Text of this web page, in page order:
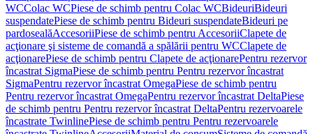
WCColac WCPiese de schimb pentru Colac WCBideuriBideuri
suspendatePiese de schimb pentru Bideuri suspendateBideuri pe
pardosealăAccesoriiPiese de schimb pentru AccesoriiClapete de
acţionare şi sisteme de comandă a spălării pentru WCClapete de
acţionarePiese de schimb pentru Clapete de acţionarePentru rezervor
încastrat SigmaPiese de schimb pentru Pentru rezervor încastrat
SigmaPentru rezervor încastrat OmegaPiese de schimb pentru
Pentru rezervor încastrat OmegaPentru rezervor încastrat DeltaPiese
de schimb pentru Pentru rezervor încastrat DeltaPentru rezervoarele
încastrate TwinlinePiese de schimb pentru Pentru rezervoarele